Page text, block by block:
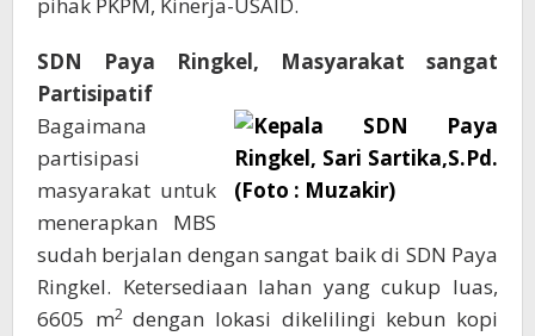
SDN Paya Ringkel, Masyarakat sangat
Partisipatif
Bagaimana
partisipasi
masyarakat untuk
menerapkan MBS
sudah berjalan dengan sangat baik di SDN Paya
Ringkel. Ketersediaan lahan yang cukup luas,
6605 m2dengan lokasi dikelilingi kebun kopi